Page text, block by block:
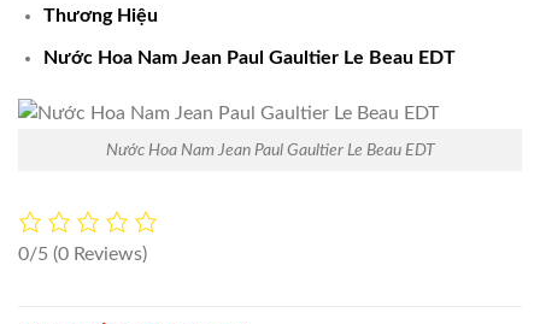
Thương Hiệu
Nước Hoa Nam Jean Paul Gaultier Le Beau EDT
Nước Hoa Nam Jean Paul Gaultier Le Beau EDT
0/5 (0 Reviews)